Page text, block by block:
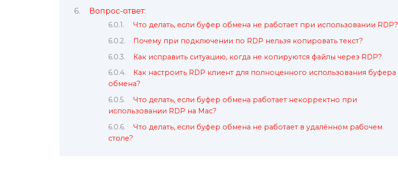
Вопрос-ответ:
Что делать, если буфер обмена не работает при использовании RDP?
Почему при подключении по RDP нельзя копировать текст?
Как исправить ситуацию, когда не копируются файлы через RDP?
Как настроить RDP клиент для полноценного использования буфера
обмена?
Что делать, если буфер обмена работает некорректно при
использовании RDP на Mac?
Что делать, если буфер обмена не работает в удалённом рабочем
столе?